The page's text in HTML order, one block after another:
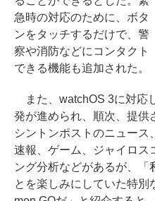
急時の対応のために、ボタ
ンをタッチするだけで、警
察や消防などにコンタクト
できる機能も追加された。
また、watchOS 3に対応
発が進められ、順次、提供
シントンポストのニュー
速報、ゲーム、ジャイロス
ング分析などがあるが、「
とを楽しみにしていた特